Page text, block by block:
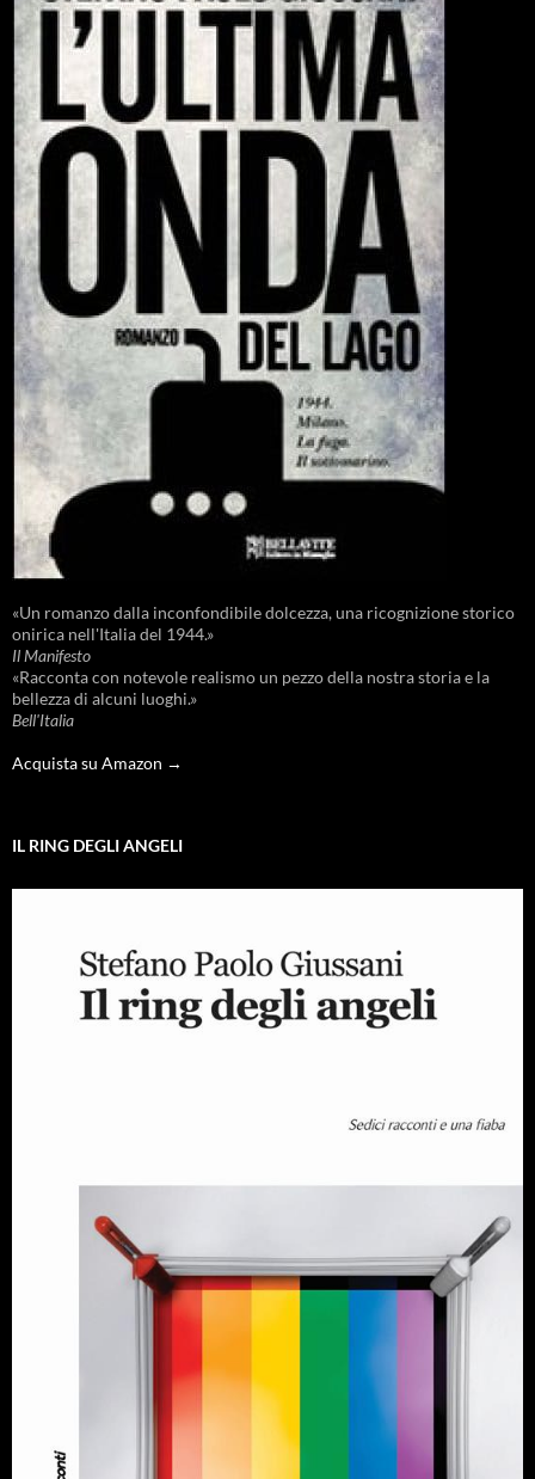
«Un romanzo dalla inconfondibile dolcezza, una ricognizione storico
onirica nell'Italia del 1944.»
Il Manifesto
«Racconta con notevole realismo un pezzo della nostra storia e la
bellezza di alcuni luoghi.»
Bell'Italia
Acquista su Amazon →
IL RING DEGLI ANGELI